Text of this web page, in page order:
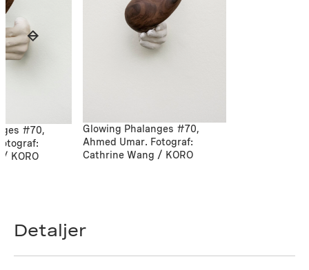
#70,
KORO
Glowing Phalanges #70,
Ahmed Umar. Fotograf:
Cathrine Wang / KORO
Detaljer